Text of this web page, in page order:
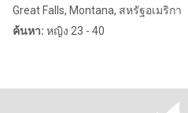
Great Falls, Montana, สหรัฐอเมริกา
ค้นหา: หญิง 23 - 40